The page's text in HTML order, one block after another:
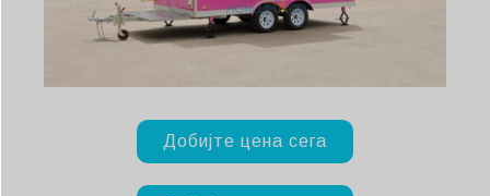
Добијте цена сега